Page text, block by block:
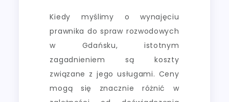
Kiedy myślimy o wynajęciu
prawnika do spraw rozwodowych
w Gdańsku, istotnym
zagadnieniem są koszty
związane z jego usługami. Ceny
mogą się znacznie różnić w